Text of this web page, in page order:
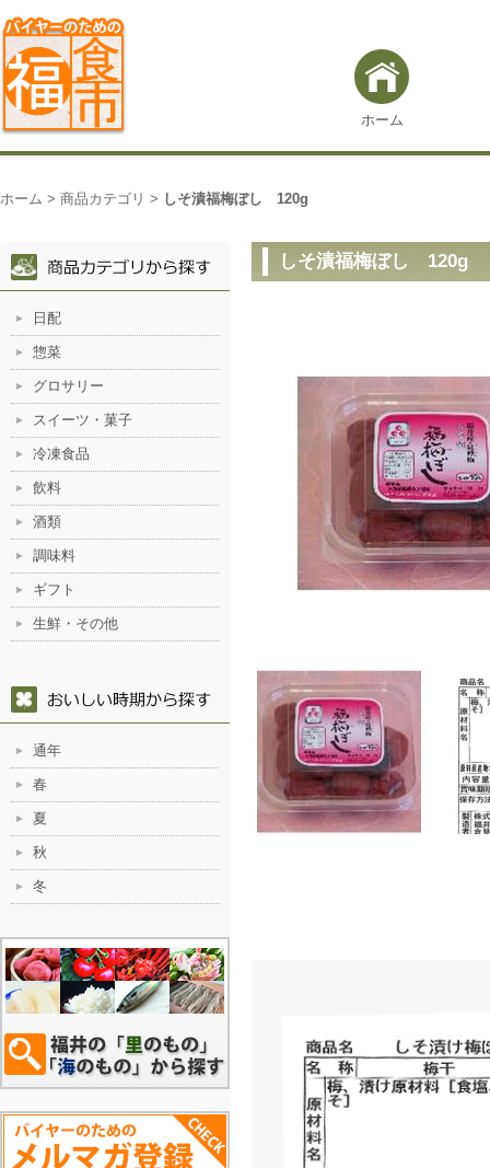
ホーム
ホーム > 商品カテゴリ > しそ漬福梅ぼし 120g
しそ漬福梅ぼし 120g
日配
惣菜
グロサリー
スイーツ・菓子
冷凍食品
飲料
酒類
調味料
ギフト
生鮮・その他
通年
春
夏
秋
冬